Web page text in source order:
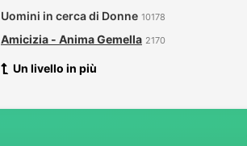
Uomini in cerca di Donne 10178
Amicizia - Anima Gemella 2170
Un livello in più